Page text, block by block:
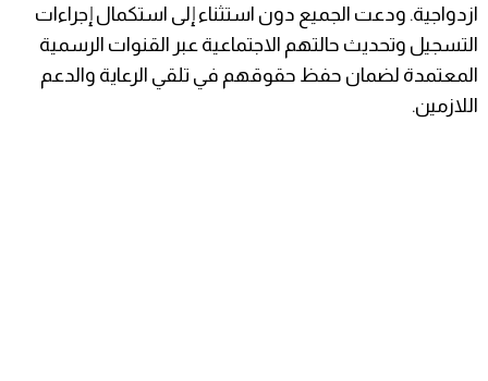
ازدواجية. ودعت الجميع دون استثناء إلى استكمال إجراءات
التسجيل وتحديث حالتهم الاجتماعية عبر القنوات الرسمية
المعتمدة لضمان حفظ حقوقهم في تلقي الرعاية والدعم
اللازمين.